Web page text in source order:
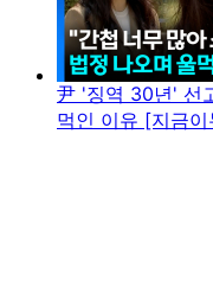
尹 '징역 30년' 선
먹인 이유 [지금이